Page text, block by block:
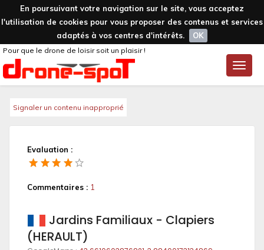
En poursuivant votre navigation sur le site, vous acceptez
l'utilisation de cookies pour vous proposer des contenus et services
adaptés à vos centres d'intérêts.
OK
Toggle
Pour que le drone de loisir soit un plaisir !
Signaler un contenu inapproprié
Evaluation :
Commentaires : 1
Jardins Familiaux - Clapiers
(HERAULT)